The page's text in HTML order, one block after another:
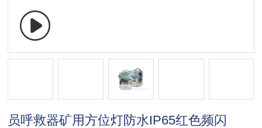
员呼救器矿用方位灯防水IP65红色频闪